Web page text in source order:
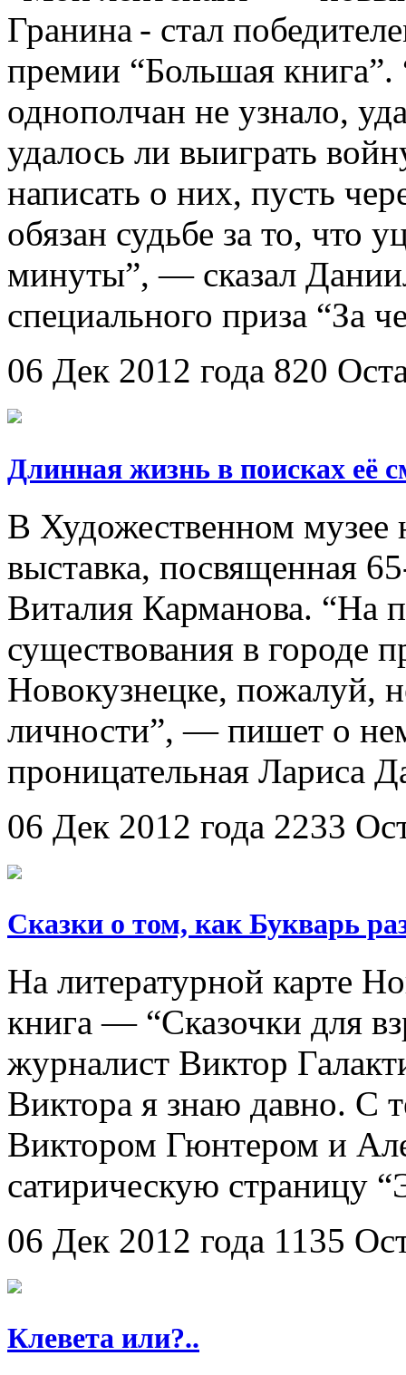
Гранина - стал
премии “Большая
однополчан не узнало,
удалось ли выиграть
написать о них, пусть
обязан судьбе за то, что
минуты”, — сказал
специального приза “За
06 Дек 2012 года 820
Длинная жизнь в поисках её
В Художественном музее
выставка, посвященная
Виталия Карманова. “На
существования в городе
Новокузнецке, пожалуй,
личности”, — пишет о
проницательная Лариса
06 Дек 2012 года 2233
Сказки о том, как Букварь
На литературной карте
книга — “Сказочки для
журналист Виктор
Виктора я знаю давно. С
Виктором Гюнтером и
сатирическую страницу
06 Дек 2012 года 1135
Клевета или?..